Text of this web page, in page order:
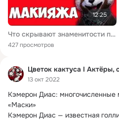
12:25
Что скрывают знаменитости под макияжем/ЗВЕЗДЫ БЕЗ МАКИЯЖА
427 просмотров
Цветок кактуса I Актёры,
13 окт 2022
Кэмерон Диас:
«Маски»
Кэмерон Диас — известная